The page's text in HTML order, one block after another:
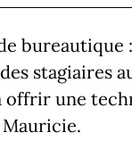
stagiaires
offrir une
Mauricie.